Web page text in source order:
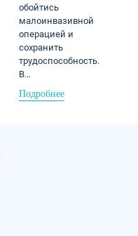
обойтись
малоинвазивной
операцией и
сохранить
трудоспособность.
В…
Подробнее